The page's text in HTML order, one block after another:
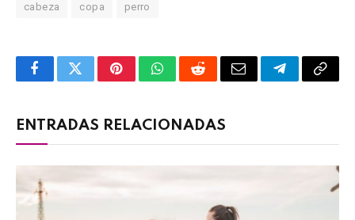
cabeza copa perro
FacebookTwitterPinterestWhatsAppRedditEmail TelegramCopy
ENTRADAS RELACIONADAS